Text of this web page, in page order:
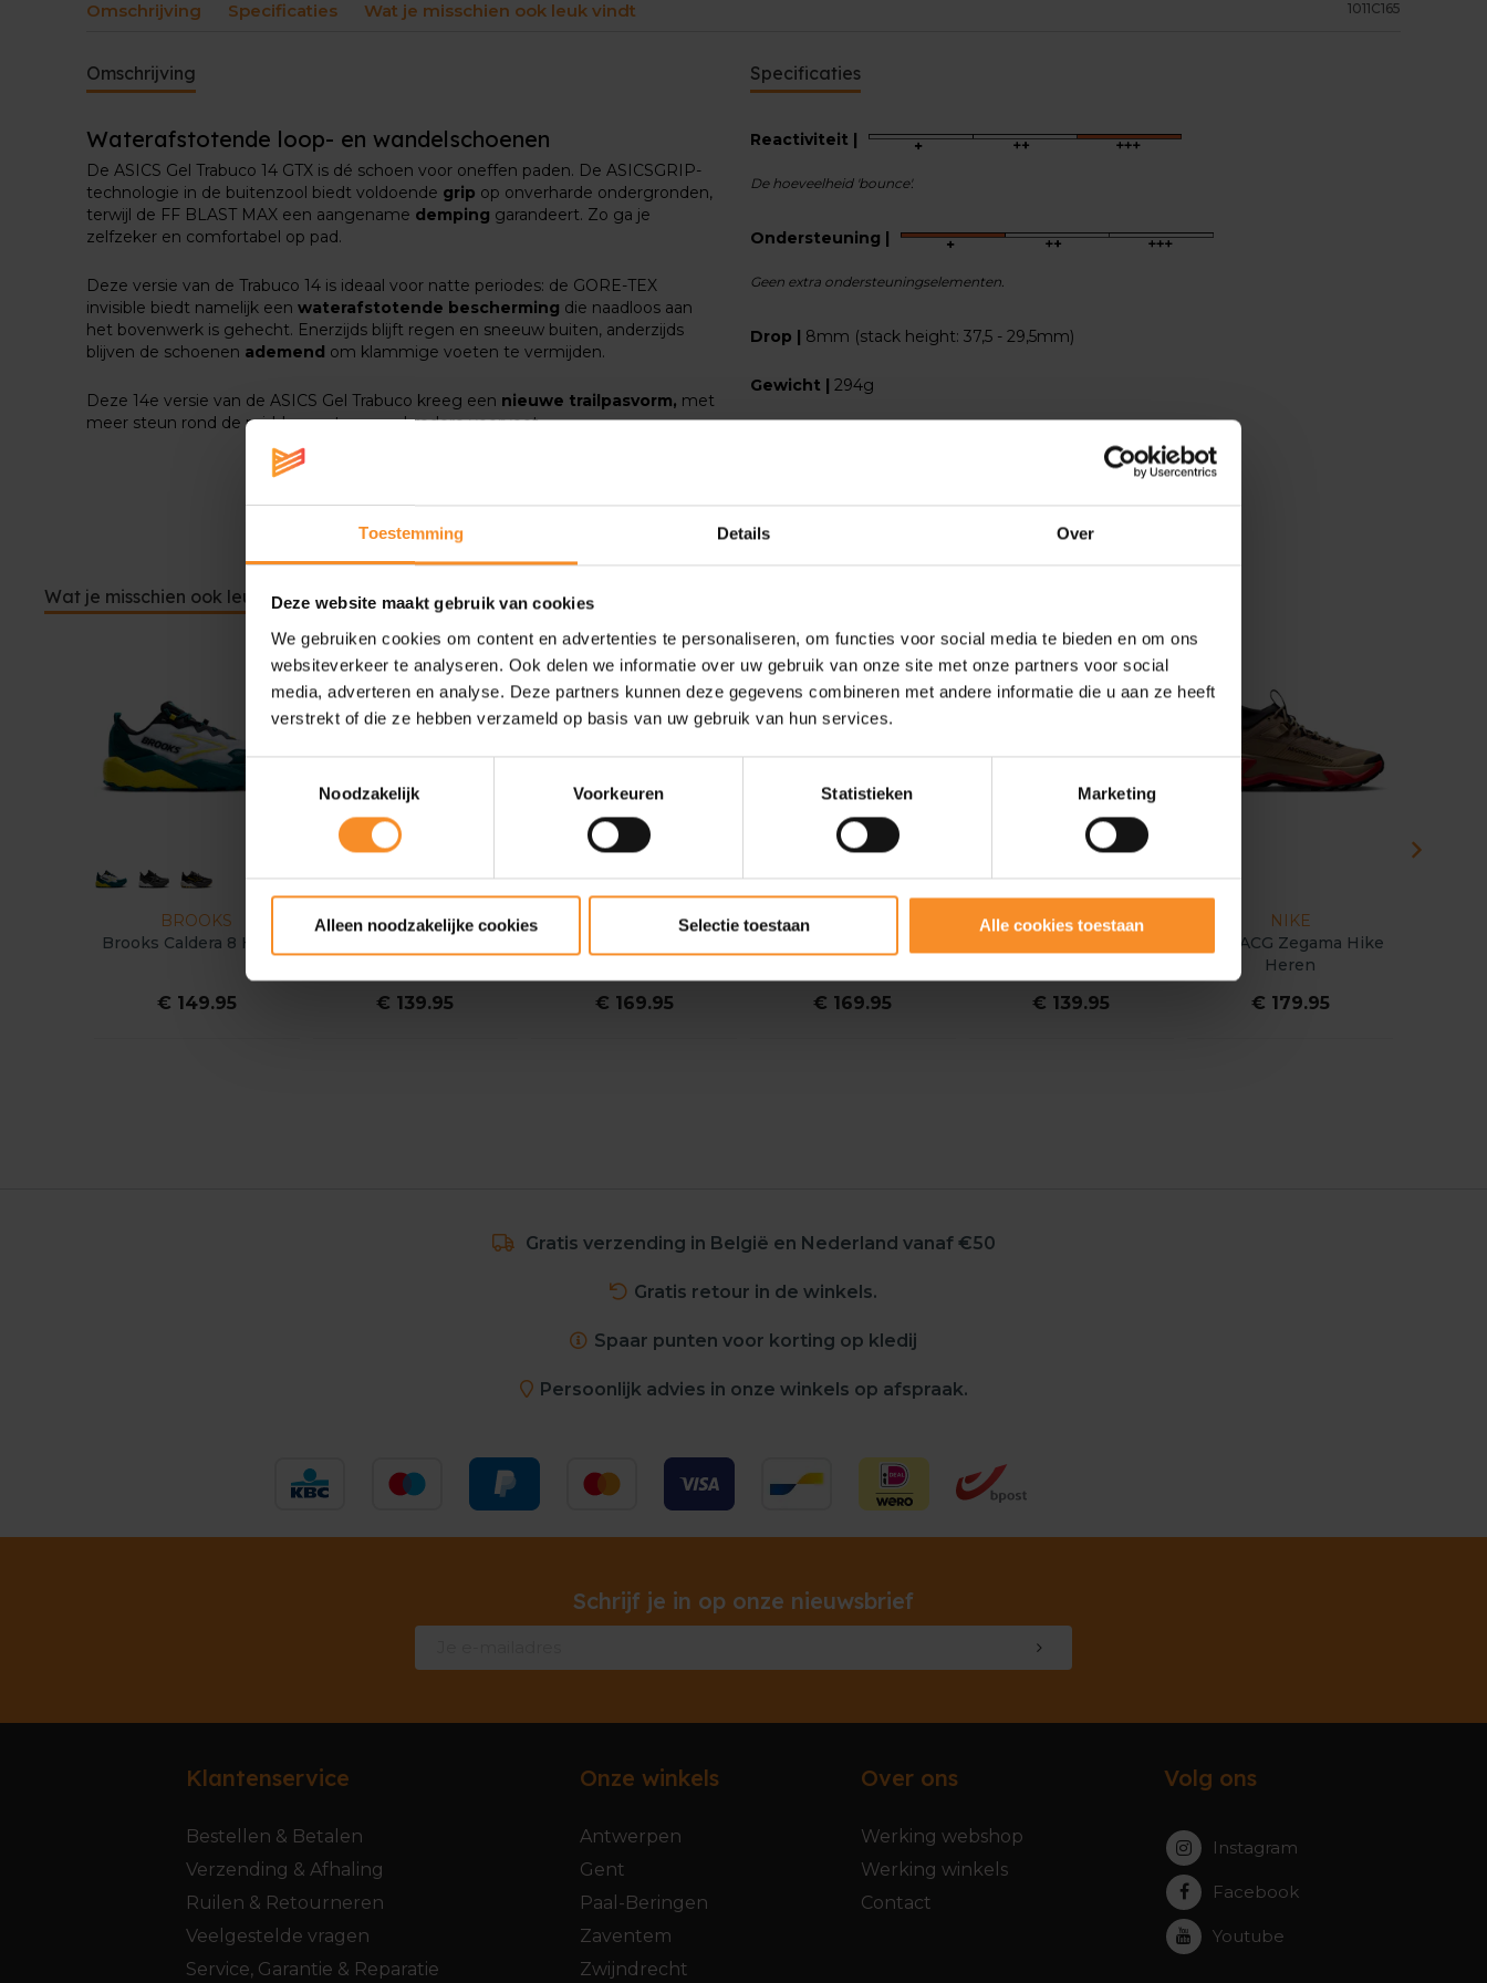
Toestemming Details Over
Deze website maakt gebruik van cookies
We gebruiken cookies om content en advertenties te personaliseren, om functies voor social media te bieden en om ons
websiteverkeer te analyseren. Ook delen we informatie over uw gebruik van onze site met onze partners voor social
media, adverteren en analyse. Deze partners kunnen deze gegevens combineren met andere informatie die u aan ze heeft
verstrekt of die ze hebben verzameld op basis van uw gebruik van hun services.
Noodzakelijk
Voorkeuren Statistieken Marketing
Alleen noodzakelijke cookies Selectie toestaan Alle cookies toestaan
Omschrijving Specificaties Wat je misschien ook leuk vindt 1011C165
Omschrijving
Waterafstotende loop- en wandelschoenen
De ASICS Gel Trabuco 14 GTX is dé schoen voor oneffen paden. De ASICSGRIP-
technologie in de buitenzool biedt voldoende grip op onverharde ondergronden,
terwijl de FF BLAST MAX een aangename demping garandeert. Zo ga je
zelfzeker en comfortabel op pad.
Deze versie van de Trabuco 14 is ideaal voor natte periodes: de GORE-TEX
invisible biedt namelijk een waterafstotende bescherming die naadloos aan
het bovenwerk is gehecht. Enerzijds blijft regen en sneeuw buiten, anderzijds
blijven de schoenen ademend om klammige voeten te vermijden.
Deze 14e versie van de ASICS Gel Trabuco kreeg een nieuwe trailpasvorm, met
meer steun rond de middenvoet en een bredere voorvoet.
Specificaties
Reactiviteit |
De hoeveelheid 'bounce'.
Ondersteuning |
Geen extra ondersteuningselementen.
Drop | 8mm (stack height: 37,5 - 29,5mm)
Gewicht | 294g
Wat je misschien ook leuk vindt
BROOKS
Brooks Caldera 8 Heren
€ 149.95
MERRELL
€ 139.95 € 169.95 € 169.95
SALEWA
€ 139.95
NIKE
Nike ACG Zegama Hike
Heren
€ 179.95
Gratis verzending in België en Nederland vanaf €50
Gratis retour in de winkels.
Spaar punten voor korting op kledij
Persoonlijk advies in onze winkels op afspraak.
Schrijf je in op onze nieuwsbrief
Klantenservice
Bestellen & Betalen
Verzending & Afhaling
Ruilen & Retourneren
Veelgestelde vragen
Service, Garantie & Reparatie
Onze winkels
Antwerpen
Gent
Paal-Beringen
Zaventem
Zwijndrecht
Over ons
Werking webshop
Werking winkels
Contact
Volg ons
Instagram
Facebook
Youtube